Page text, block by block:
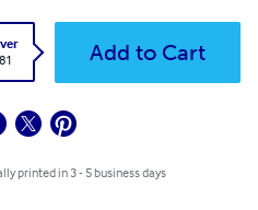
Add to Cart
printed in 3 - 5 business days